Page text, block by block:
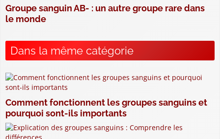
Groupe sanguin AB- : un autre groupe rare dans
le monde
Dans la même catégorie
Comment fonctionnent les groupes sanguins et
pourquoi sont-ils importants